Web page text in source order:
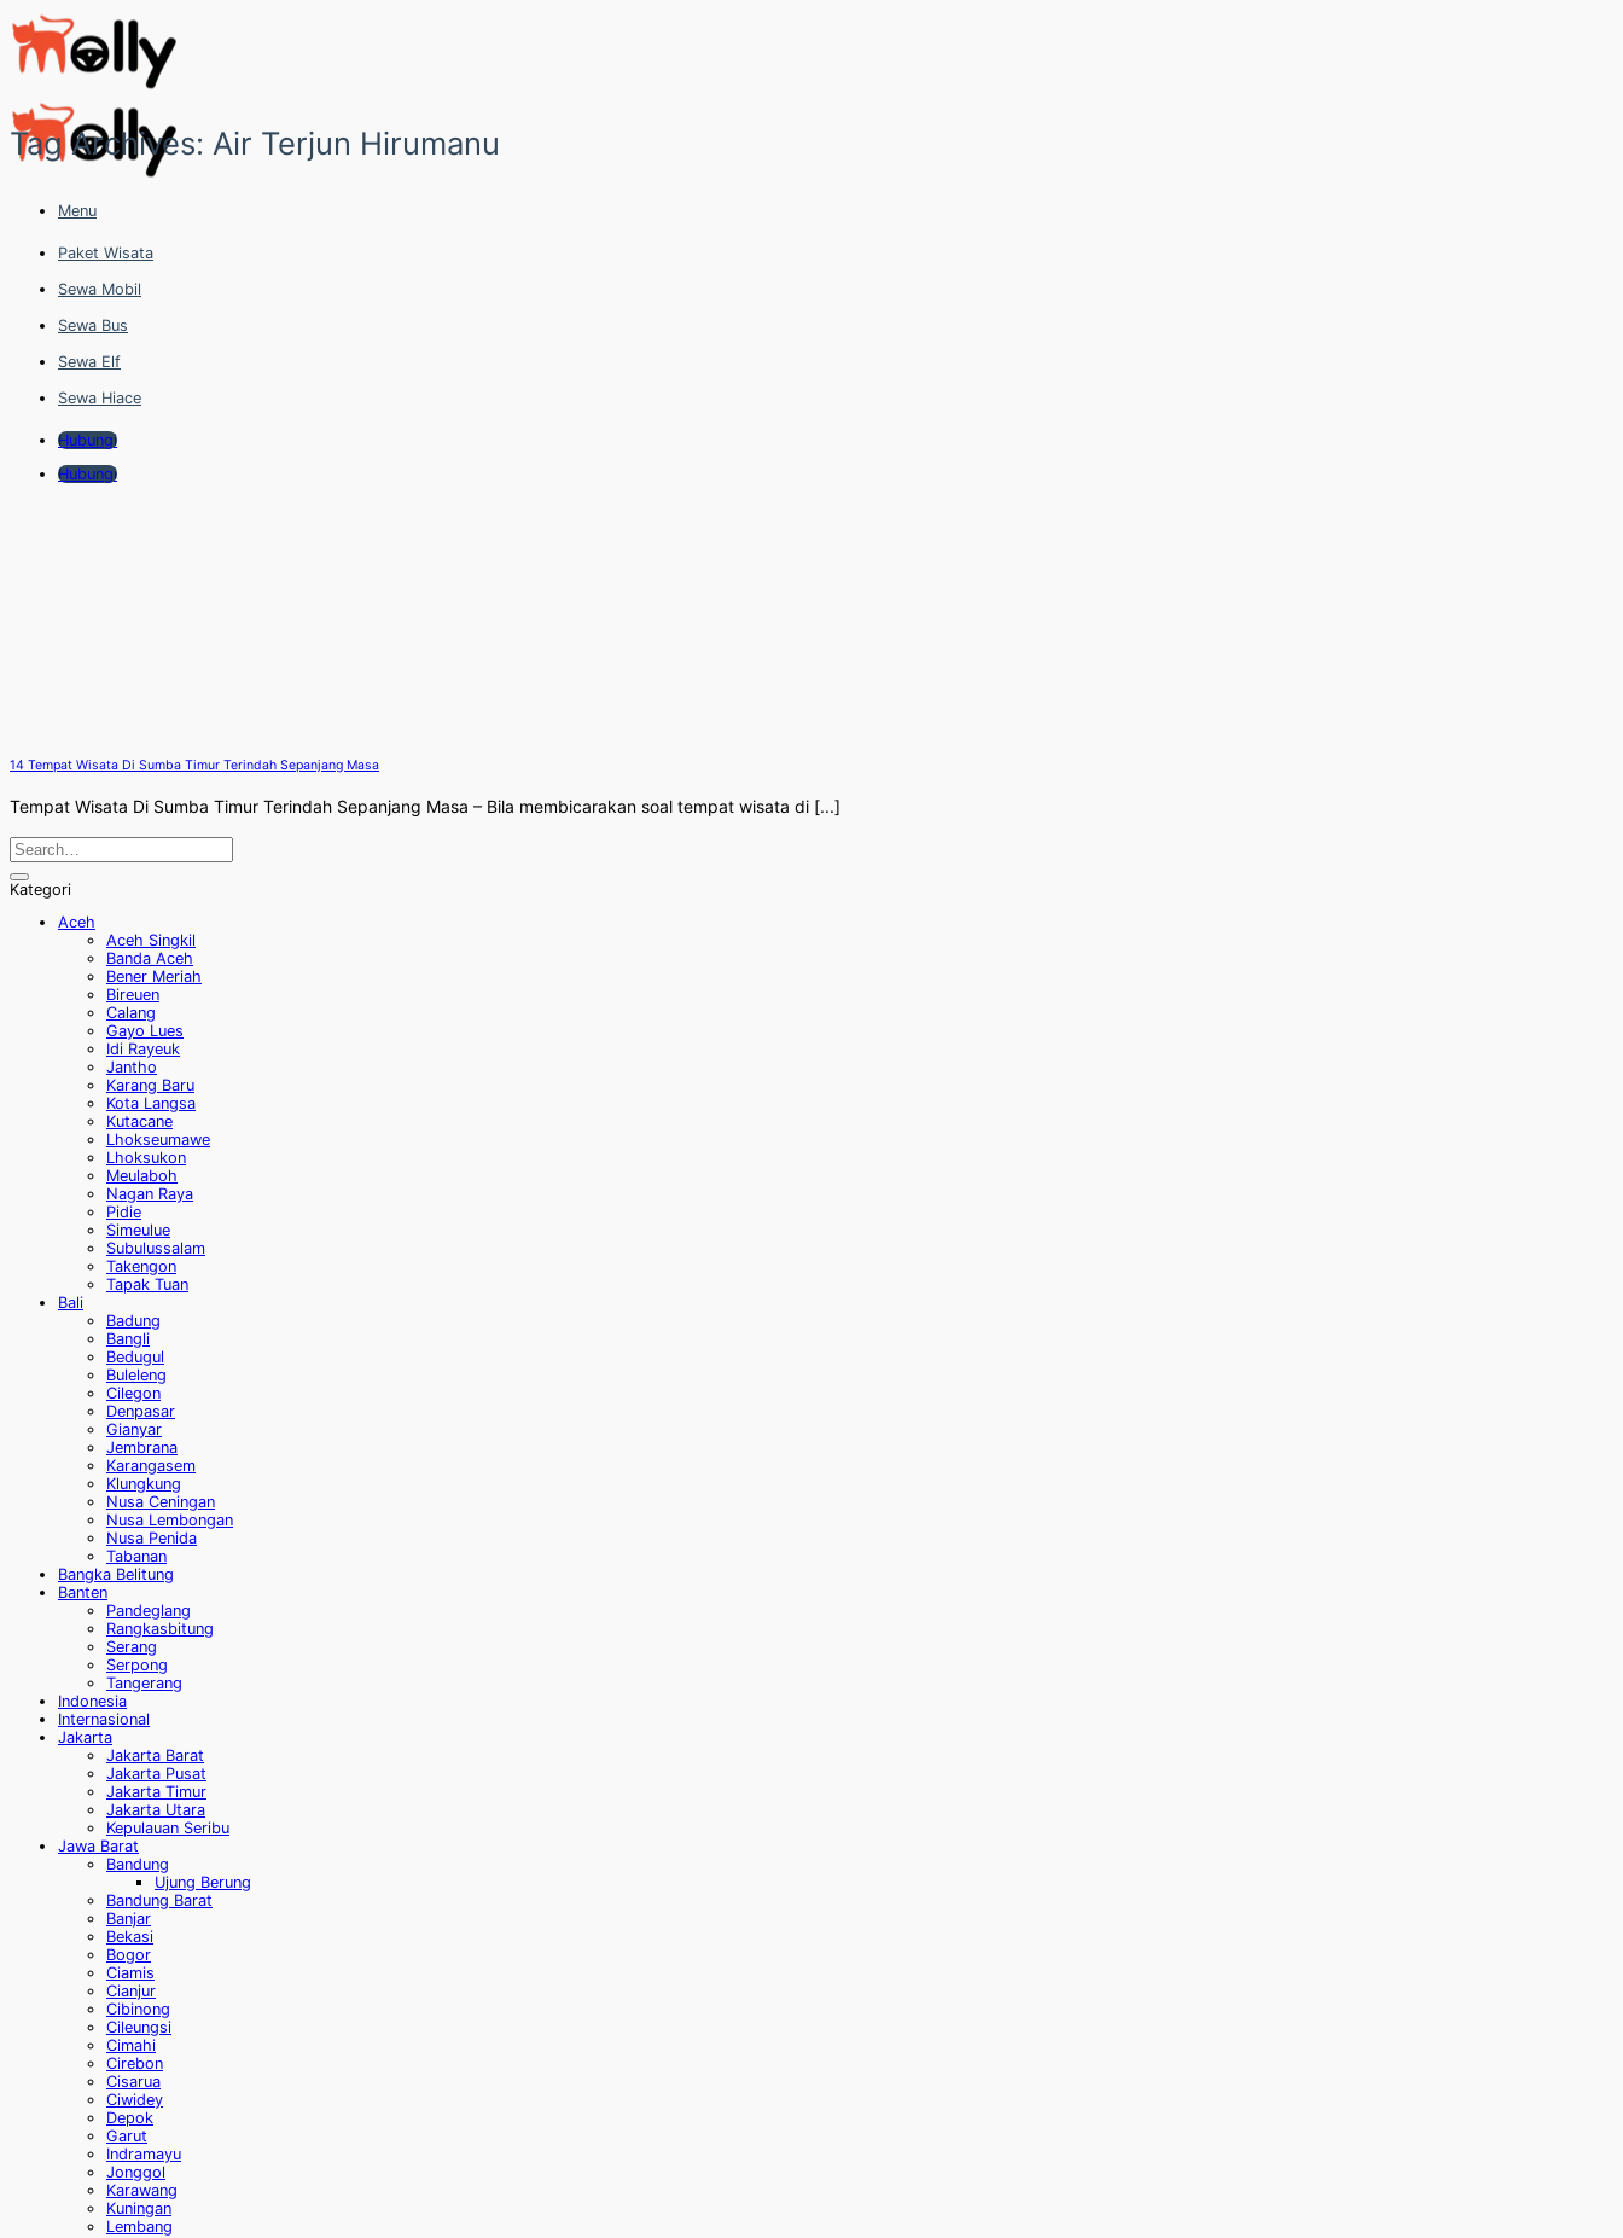
Skip
to
content
Menu
Paket Wisata
Sewa Mobil
Sewa Bus
Sewa Elf
Sewa Hiace
Hubungi
Hubungi
Tag Archives: Air Terjun Hirumanu
14 Tempat Wisata Di Sumba Timur Terindah Sepanjang Masa
Tempat Wisata Di Sumba Timur Terindah Sepanjang Masa – Bila membicarakan soal tempat wisata di [...]
Kategori
Aceh
Aceh Singkil
Banda Aceh
Bener Meriah
Bireuen
Calang
Gayo Lues
Idi Rayeuk
Jantho
Karang Baru
Kota Langsa
Kutacane
Lhokseumawe
Lhoksukon
Meulaboh
Nagan Raya
Pidie
Simeulue
Subulussalam
Takengon
Tapak Tuan
Bali
Badung
Bangli
Bedugul
Buleleng
Cilegon
Denpasar
Gianyar
Jembrana
Karangasem
Klungkung
Nusa Ceningan
Nusa Lembongan
Nusa Penida
Tabanan
Bangka Belitung
Banten
Pandeglang
Rangkasbitung
Serang
Serpong
Tangerang
Indonesia
Internasional
Jakarta
Jakarta Barat
Jakarta Pusat
Jakarta Timur
Jakarta Utara
Kepulauan Seribu
Jawa Barat
Bandung
Ujung Berung
Bandung Barat
Banjar
Bekasi
Bogor
Ciamis
Cianjur
Cibinong
Cileungsi
Cimahi
Cirebon
Cisarua
Ciwidey
Depok
Garut
Indramayu
Jonggol
Karawang
Kuningan
Lembang